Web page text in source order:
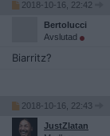
2018-10-16, 22:42
Bertolucci
Avslutad
Biarritz?
2018-10-16, 22:43
JustZlatan